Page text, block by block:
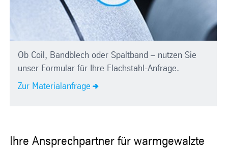
Ob Coil, Bandblech oder Spaltband – nutzen Sie
unser Formular für Ihre Flachstahl-Anfrage.
Zur Materialanfrage
Ihre Ansprechpartner für warmgewalzte